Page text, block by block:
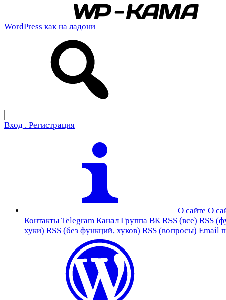
WordPress как на ладони
Вход . Регистрация
О сайте О
Контакты Telegram Канал Группа ВК RSS (все) RSS
хуки) RSS (без функций, хуков) RSS (вопросы) Email